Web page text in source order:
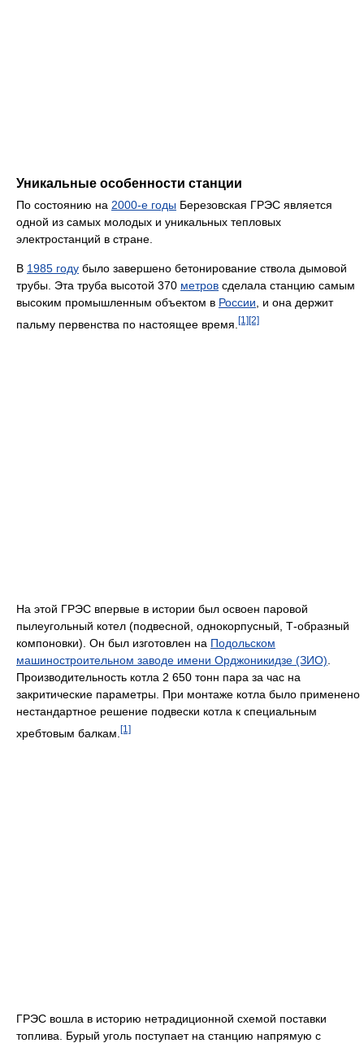
Уникальные особенности станции
По состоянию на 2000-е годы Березовская ГРЭС является
одной из самых молодых и уникальных тепловых
электростанций в стране.
В 1985 году было завершено бетонирование ствола дымовой
трубы. Эта труба высотой 370 метров сделала станцию самым
высоким промышленным объектом в России , и она держит
пальму первенства по настоящее время. [1][2]
На этой ГРЭС впервые в истории был освоен паровой
пылеугольный котел (подвесной, однокорпусный, Т-образный
компоновки). Он был изготовлен на Подольском
машиностроительном заводе имени Орджоникидзе (ЗИО)
Производительность котла 2 650 тонн пара за час на
закритические параметры. При монтаже котла было применено
нестандартное решение подвески котла к специальным
хребтовым балкам. [1]
ГРЭС вошла в историю нетрадиционной схемой поставки
топлива. Бурый уголь поступает на станцию напрямую с